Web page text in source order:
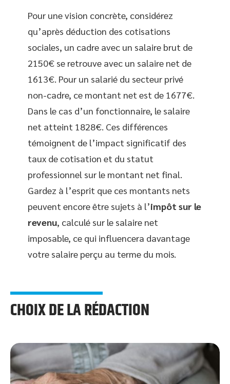
Pour une vision concrète, considérez
qu’après déduction des cotisations
sociales, un cadre avec un salaire brut de
2150€ se retrouve avec un salaire net de
1613€. Pour un salarié du secteur privé
non-cadre, ce montant net est de 1677€.
Dans le cas d’un fonctionnaire, le salaire
net atteint 1828€. Ces différences
témoignent de l’impact significatif des
taux de cotisation et du statut
professionnel sur le montant net final.
Gardez à l’esprit que ces montants nets
peuvent encore être sujets à l’impôt sur le
revenu, calculé sur le salaire net
imposable, ce qui influencera davantage
votre salaire perçu au terme du mois.
CHOIX DE LA RÉDACTION